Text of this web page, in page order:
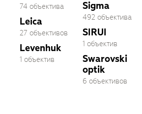
74 объектива
Leica
27 объективов
Levenhuk
1 объектив
Sigma
492 объектива
SIRUI
1 объектив
Swarovski
optik
6 объективов